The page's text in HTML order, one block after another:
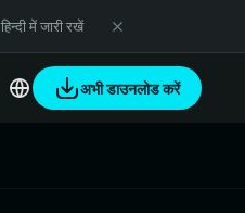
हिन्दी में जारी रखें
अभी डाउनलोड करें